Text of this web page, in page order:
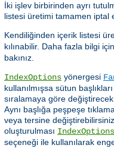
İki işlev birbirinden ayrı
listesi üretimi tamamen iptal
Kendiliğinden içerik listesi
kılınabilir. Daha fazla bilgi için
bakınız.
IndexOptions yönergesi
kullanılmışsa sütun
sıralamaya göre
Aynı başlığa peşpeşe
veya tersine
oluşturulması IndexOptions
seçeneği ile kullanılarak